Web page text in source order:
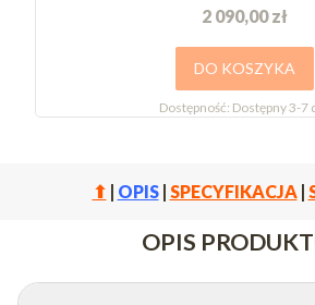
2 090,00 zł
DO KOSZYKA
Dostępność: Dostępny 3-7
⬆ OPIS| SPECYFIKACJA|
OPIS